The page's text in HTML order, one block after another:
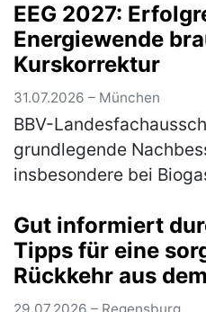
Positive Bilanz zu
(mehr)
EEG 2027:
Energiewende
Kurskorrektur
31.07.2026 – München
BBV-
grundlegende
insbesondere bei
Bundeskabinett die
Erneuerbare-Energien-
Gut informiert
Tipps für eine
Rückkehr aus